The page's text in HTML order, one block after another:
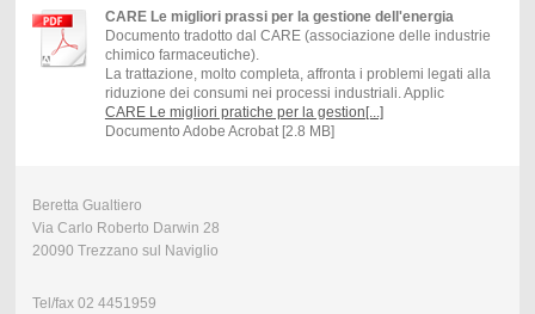
CARE Le migliori prassi per la gestione dell'energia
Documento tradotto dal CARE (associazione delle industrie
chimico farmaceutiche).
La trattazione, molto completa, affronta i problemi legati alla
riduzione dei consumi nei processi industriali. Applic
CARE Le migliori pratiche per la gestion[...]
Documento Adobe Acrobat [2.8 MB]
Beretta Gualtiero
Via Carlo Roberto Darwin 28
20090 Trezzano sul Naviglio
Tel/fax 02 4451959